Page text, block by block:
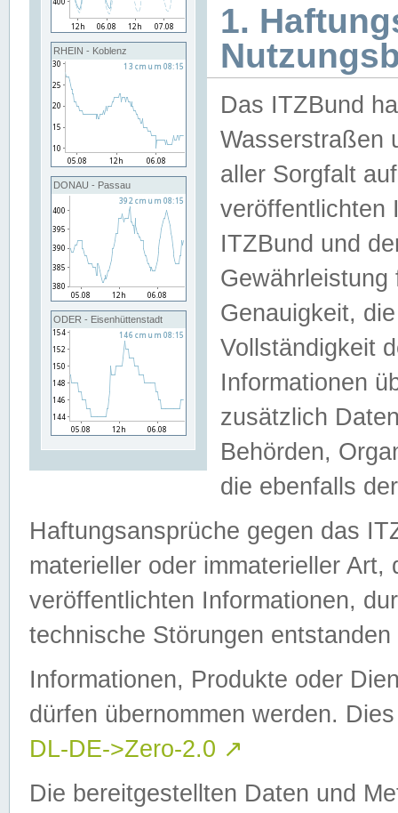
RHEIN - Koblenz
DONAU - Passau
ODER - Eisenhüttenstadt
1.
Das ITZBund
Wasserstraßen
aller Sorgfalt
veröffentlichten
ITZBund und
Genauigkeit,
Vollständigkeit
Informationen
zusätzlich
Behörden,
die ebenfalls
Haftungsansprüche gegen das
materieller oder immaterieller
veröffentlichten Informationen,
technische Störungen
Informationen, Produkte oder
dürfen übernommen werden.
DL-DE->Zero-2.0 ↗
Die bereitgestellten Daten und